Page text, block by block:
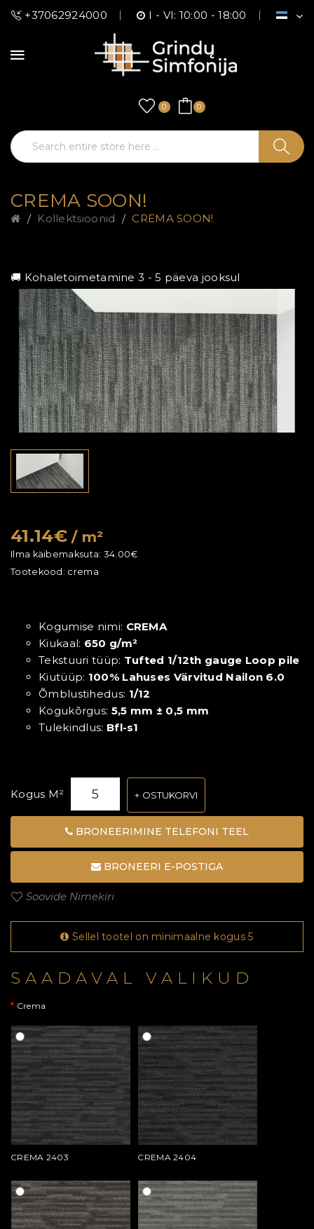
+37062924000 I - VI: 10:00 - 18:00
0 0
CREMA SOON!
Kollektsioonid CREMA SOON!
🚚 Kohaletoimetamine 3 - 5 päeva jooksul
41.14€/ m²
Ilma käibemaksuta: 34.00€
Tootekood: crema
Kogumise nimi: CREMA
Kiukaal: 650 g/m²
Tekstuuri tüüp: Tufted 1/12th gauge Loop pile
Kiutüüp: 100% Lahuses Värvitud Nailon 6.0
Õmblustihedus: 1/12
Kogukõrgus: 5,5 mm ± 0,5 mm
Tulekindlus: Bfl-s1
Kogus M² OSTUKORVI
BRONEERIMINE TELEFONI TEEL
BRONEERI E-POSTIGA
Soovide Nimekiri
Sellel tootel on minimaalne kogus 5
SAADAVAL VALIKUD
Crema
CREMA 2403 CREMA 2404